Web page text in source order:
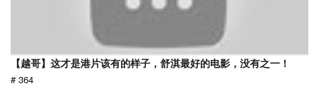
【越哥】这才是港片该有的样子，舒淇最好的电影，没有之一！
# 364